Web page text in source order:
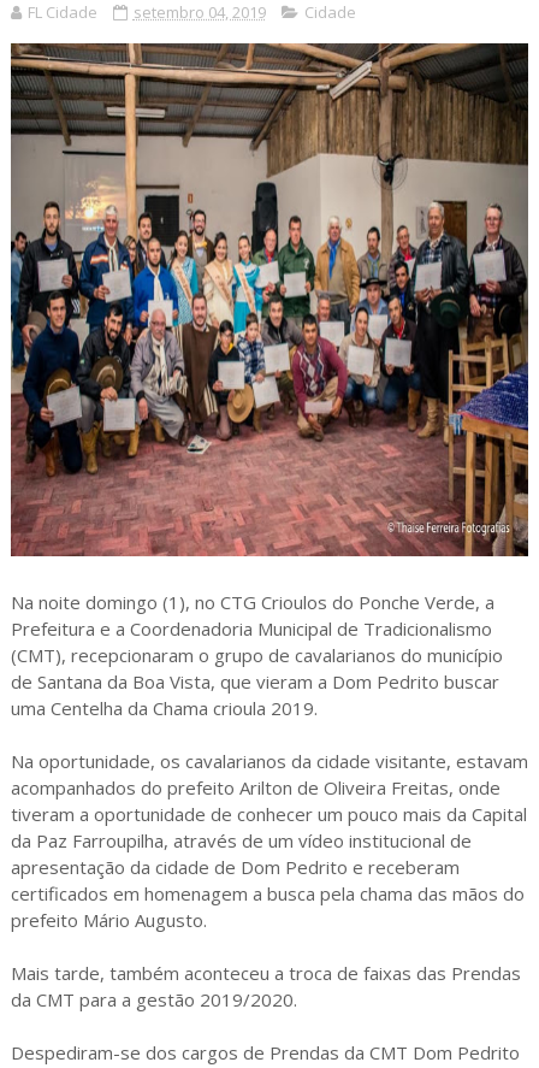
FL Cidade setembro 04, 2019 Cidade
Na noite domingo (1), no CTG Crioulos do Ponche Verde, a
Prefeitura e a Coordenadoria Municipal de Tradicionalismo
(CMT), recepcionaram o grupo de cavalarianos do município
de Santana da Boa Vista, que vieram a Dom Pedrito buscar
uma Centelha da Chama crioula 2019.
Na oportunidade, os cavalarianos da cidade visitante, estavam
acompanhados do prefeito Arilton de Oliveira Freitas, onde
tiveram a oportunidade de conhecer um pouco mais da Capital
da Paz Farroupilha, através de um vídeo institucional de
apresentação da cidade de Dom Pedrito e receberam
certificados em homenagem a busca pela chama das mãos do
prefeito Mário Augusto.
Mais tarde, também aconteceu a troca de faixas das Prendas
da CMT para a gestão 2019/2020.
Despediram-se dos cargos de Prendas da CMT Dom Pedrito